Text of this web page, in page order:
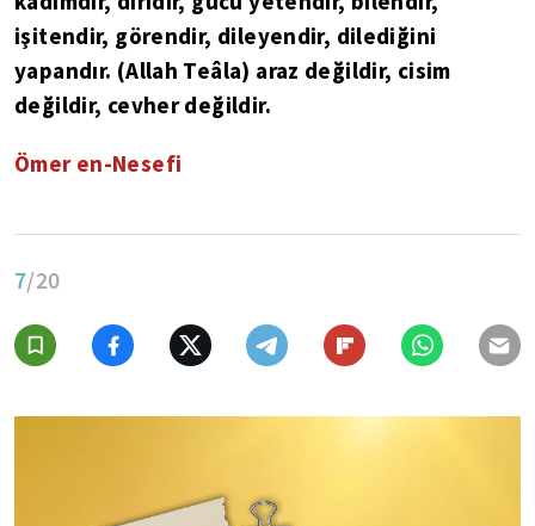
işitendir, görendir, dileyendir, dilediğini
yapandır. (Allah Teâla) araz değildir, cisim
değildir, cevher değildir.
Ömer en-Nesefi
7/20